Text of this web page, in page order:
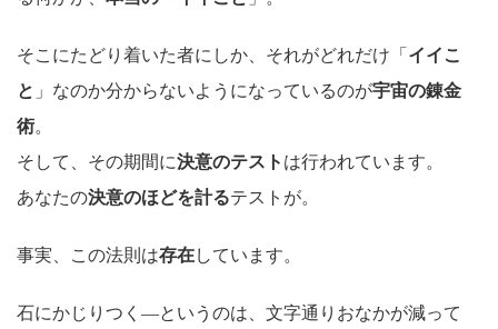
そこにたどり着いた者にしか、それがどれだけ「 イイこ
と 」なのか分からないようになっているのが宇宙の錬金
術。
そして、その期間に決意のテスト は行われています。
あなたの決意のほどを計るテストが。
事実、この法則は存在しています。
石にかじりつく―というのは、文字通りおなかが減って